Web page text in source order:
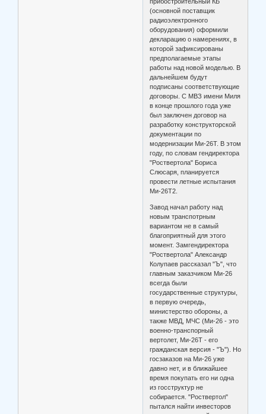
(основной поставщик
радиоэлектронного
оборудования) оформили
декларацию о намерениях, в
которой зафиксированы
предполагаемые этапы
работы над новой моделью. В
дальнейшем будут
подписаны соответствующие
договоры. С МВЗ имени Миля
в конце прошлого года уже
был заключен договор на
разработку конструкторской
документации по
модернизации Ми-26Т. В этом
году, по словам гендиректора
"Роствертола" Бориса
Слюсаря, планируется
провести летные испытания
Ми-26Т2.
Завод начал работу над
новым транспотрным
вариантом не в самый
благоприятный для этого
момент. Замгендиректора
"Роствертола" Александр
Колупаев рассказал "Ъ", что
главным заказчиком Ми-26
всегда были
государственные структуры,
в первую очередь,
министерство обороны, а
также МВД, МЧС (Ми-26 - это
военно-транспорный
вертолет, Ми-26Т - его
гражданская версия - "Ъ"). Но
госзаказов на Ми-26 уже
давно нет, и в ближайшее
время покупать его ни одна
из госструктур не
собирается. "Роствертол"
пытался найти инвесторов